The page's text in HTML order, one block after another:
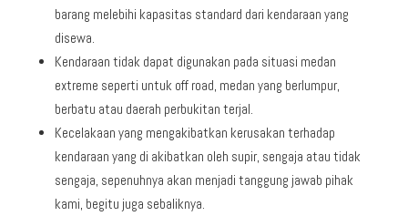
barang melebihi kapasitas standard dari kendaraan yang
disewa.
Kendaraan tidak dapat digunakan pada situasi medan
extreme seperti untuk off road, medan yang berlumpur,
berbatu atau daerah perbukitan terjal.
Kecelakaan yang mengakibatkan kerusakan terhadap
kendaraan yang di akibatkan oleh supir, sengaja atau tidak
sengaja, sepenuhnya akan menjadi tanggung jawab pihak
kami, begitu juga sebaliknya.